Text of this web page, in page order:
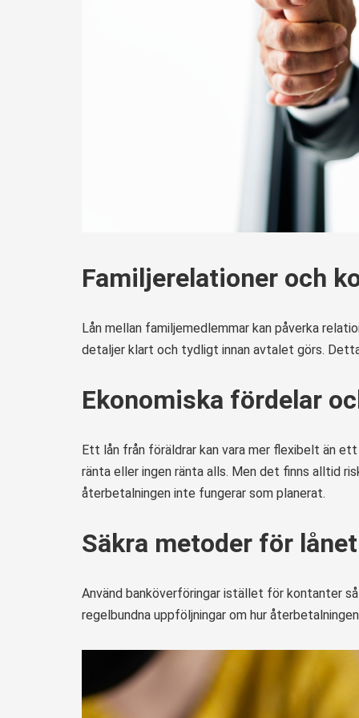
Familjerelationer och
Lån mellan familjemedlemmar kan påverka
detaljer klart och tydligt innan avtalet görs.
Ekonomiska fördelar
Ett lån från föräldrar kan vara mer flexibelt än
ränta eller ingen ränta alls. Men det finns alltid
återbetalningen inte fungerar som planerat.
Säkra metoder för
Använd banköverföringar istället för kontanter
regelbundna uppföljningar om hur